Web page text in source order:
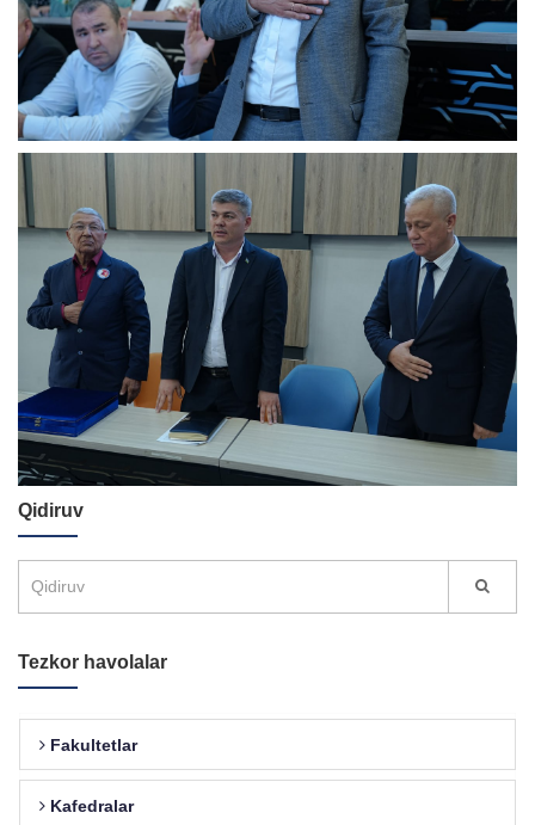
Qidiruv
Tezkor havolalar
Fakultetlar
Kafedralar